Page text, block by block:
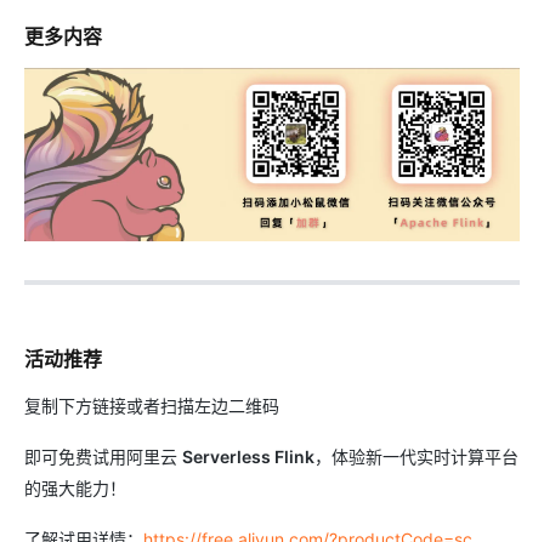
更多内容
活动推荐
复制下方链接或者扫描左边二维码
即可免费试用阿里云 Serverless Flink，体验新一代实时计算平台
的强大能力！